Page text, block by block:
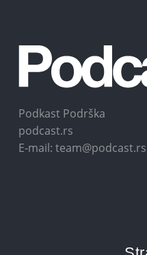
Podkast Podrška
podcast.rs
E-mail: team@podcast.rs